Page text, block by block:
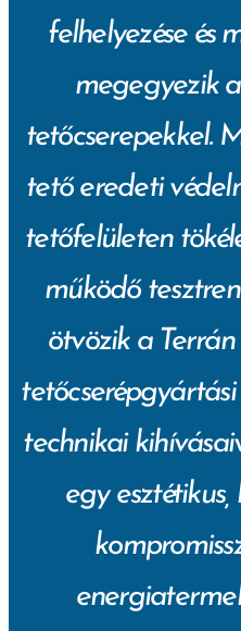
felhelyezése és
megegyezik
tetőcserepekkel.
tető eredeti
tetőfelületen
működő
ötvözik a Terrán
technikai
egy